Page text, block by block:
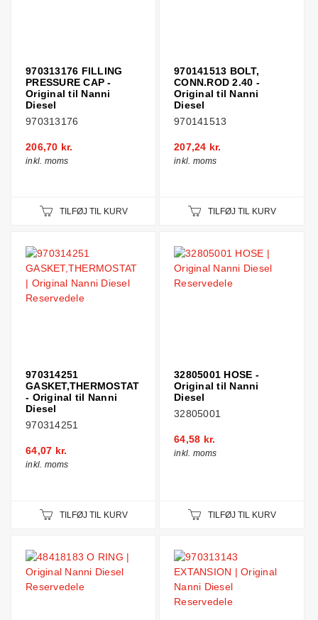
970313176 FILLING
PRESSURE CAP -
Original til Nanni
Diesel
970313176
206,70 kr.
inkl. moms
TILFØJ TIL KURV
970141513 BOLT,
CONN.ROD 2.40 -
Original til Nanni
Diesel
970141513
207,24 kr.
inkl. moms
TILFØJ TIL KURV
970314251
GASKET,THERMOSTAT
- Original til Nanni
Diesel
970314251
64,07 kr.
inkl. moms
TILFØJ TIL KURV
32805001 HOSE -
Original til Nanni
Diesel
32805001
64,58 kr.
inkl. moms
TILFØJ TIL KURV